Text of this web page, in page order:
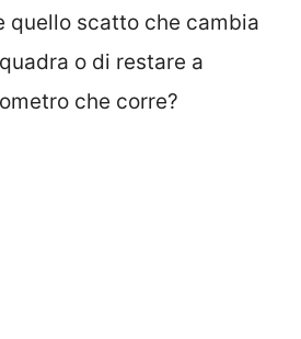
quello scatto che cambia
o di restare a
che corre?